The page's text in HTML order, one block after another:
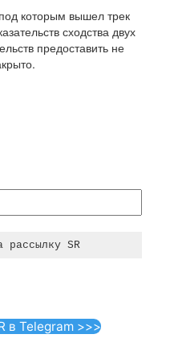
которым вышел трек
сходства двух
предоставить не
в Telegram >>>